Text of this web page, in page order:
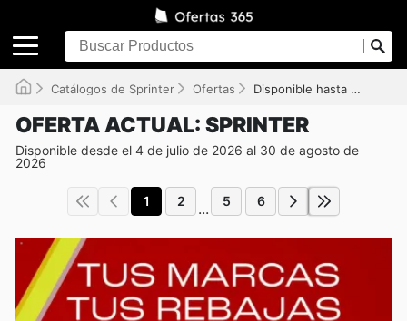
Catálogos de Sprinter Ofertas Disponible hasta el 30/08/2026
OFERTA ACTUAL: SPRINTER
Disponible desde el 4 de julio de 2026 al 30 de agosto de
2026
1 2 ... 5 6